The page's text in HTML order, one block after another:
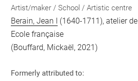
Artist/maker / School / Artistic centre
Berain, Jean I
(1640-1711), atelier de
Ecole française
(Bouffard, Mickaël, 2021)
Formerly attributed to: